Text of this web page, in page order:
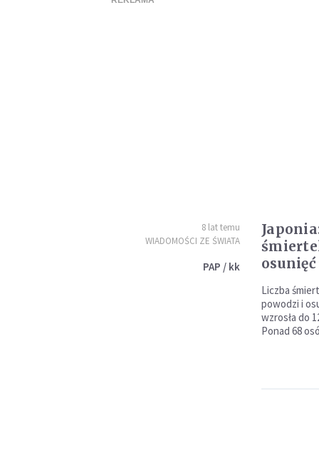
8 lat temu
WIADOMOŚCI ZE ŚWIATA
PAP / kk
Liczba
powodzi i
wzrosła do
Ponad 68